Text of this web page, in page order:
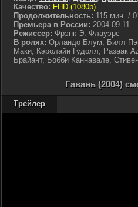
Качество: FHD (1080p)
Продолжительность: 115 мин. /
Премьера в России: 2004-09-11
Режиссер: Фрэнк Э. Флауэрс
В ролях: Орландо Блум, Билл
Маки, Кэролайн Гудолл, Разаак
Брайант, Бобби Каннавале,
Гавань (2004)
Трейлер